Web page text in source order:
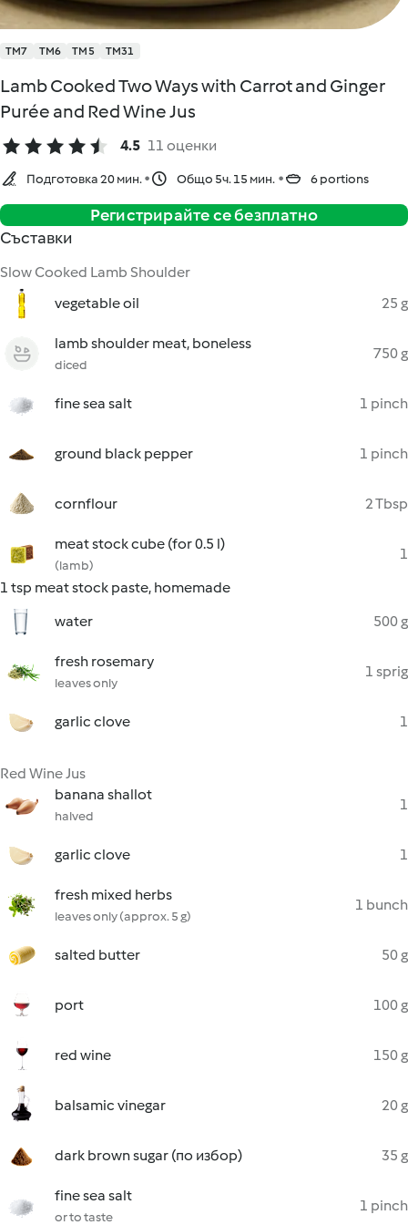
TM7 TM6 TM5 TM31
Lamb Cooked Two Ways with Carrot and Ginger
Purée and Red Wine Jus
4.5 11 оценки
Подготовка 20 мин. Общо 5ч. 15 мин. 6 portions
Регистрирайте се безплатно
Съставки
Slow Cooked Lamb Shoulder
vegetable oil
25 g
lamb shoulder meat, boneless
diced
750 g
fine sea salt 1 pinch
ground black pepper 1 pinch
cornflour 2 Tbsp
meat stock cube (for 0.5 l)
(lamb)
1
1 tsp meat stock paste, homemade
water
500 g
fresh rosemary
leaves only
1 sprig
garlic clove 1
Red Wine Jus
banana shallot
halved
1
garlic clove 1
fresh mixed herbs
leaves only (approx. 5 g)
1 bunch
salted butter 50 g
port 100 g
red wine 150 g
balsamic vinegar 20 g
dark brown sugar (по избор) 35 g
fine sea salt
or to taste
1 pinch